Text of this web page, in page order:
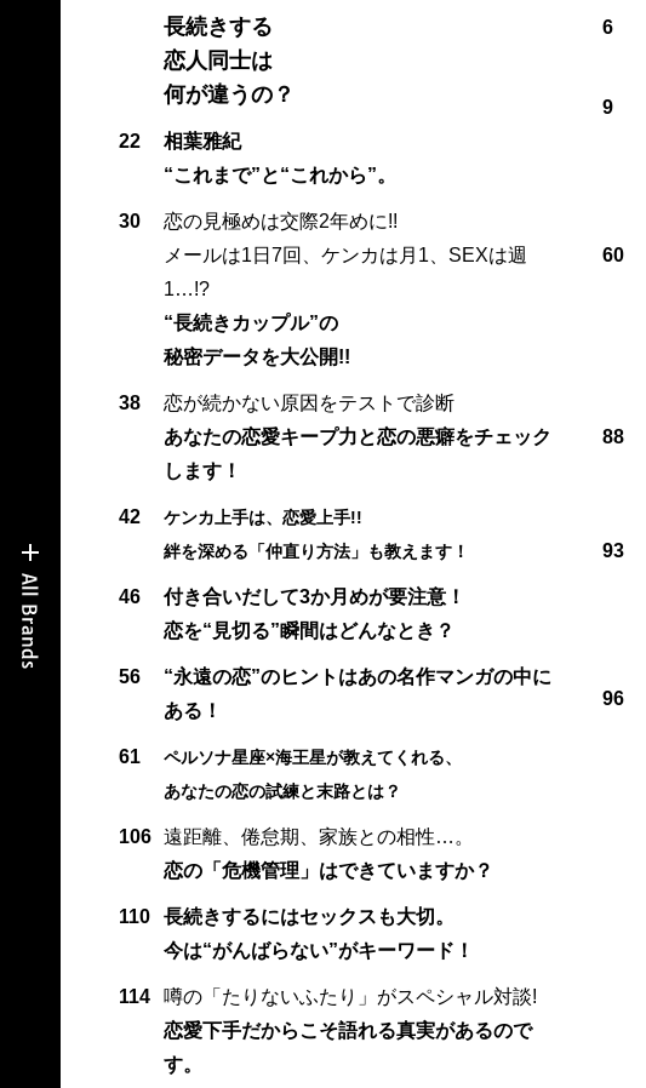
長続きする
恋人同士は
何が違うの？
22
相葉雅紀
“これまで”と“これから”。
30
恋の見極めは交際2年めに!!
メールは1日7回、ケンカは月1、SEXは週
1…!?
“長続きカップル”の
秘密データを大公開!!
38
恋が続かない原因をテストで診断
あなたの恋愛キープ力と恋の悪癖をチェック
します！
42
ケンカ上手は、恋愛上手!!
絆を深める「仲直り方法」も教えます！
46
付き合いだして3か月めが要注意！
恋を“見切る”瞬間はどんなとき？
56
“永遠の恋”のヒントはあの名作マンガの中に
ある！
61
ペルソナ星座×海王星が教えてくれる、
あなたの恋の試練と末路とは？
106
遠距離、倦怠期、家族との相性…。
恋の「危機管理」はできていますか？
110
長続きするにはセックスも大切。
今は“がんばらない”がキーワード！
114
噂の「たりないふたり」がスペシャル対談!
恋愛下手だからこそ語れる真実があるので
す。
6
9
60
88
93
96